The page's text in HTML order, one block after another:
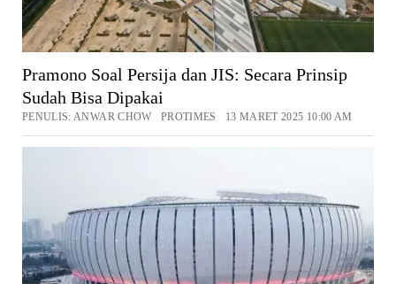
Pramono Soal Persija dan JIS: Secara Prinsip
Sudah Bisa Dipakai
PENULIS: ANWAR CHOW PROTIMES 13 MARET 2025 10:00 AM